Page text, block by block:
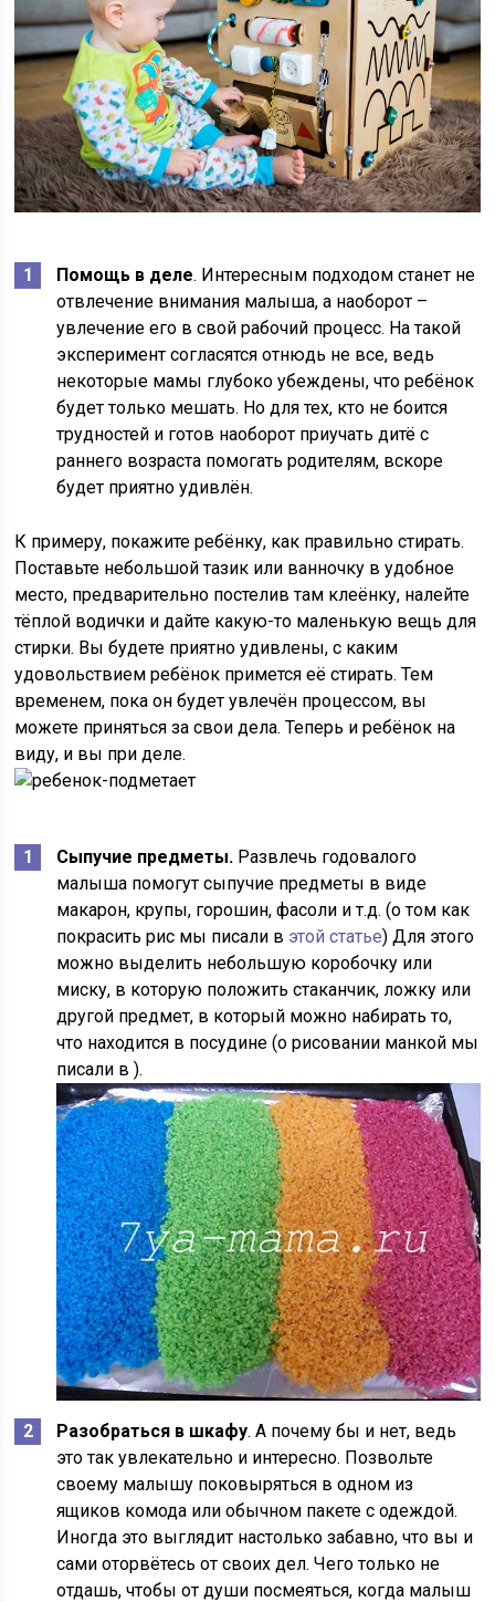
Помощь в деле. Интересным подходом станет не
отвлечение внимания малыша, а наоборот –
увлечение его в свой рабочий процесс. На такой
эксперимент согласятся отнюдь не все, ведь
некоторые мамы глубоко убеждены, что ребёнок
будет только мешать. Но для тех, кто не боится
трудностей и готов наоборот приучать дитё с
раннего возраста помогать родителям, вскоре
будет приятно удивлён.
К примеру, покажите ребёнку, как правильно стирать.
Поставьте небольшой тазик или ванночку в удобное
место, предварительно постелив там клеёнку, налейте
тёплой водички и дайте какую-то маленькую вещь для
стирки. Вы будете приятно удивлены, с каким
удовольствием ребёнок примется её стирать. Тем
временем, пока он будет увлечён процессом, вы
можете приняться за свои дела. Теперь и ребёнок на
виду, и вы при деле.
Сыпучие предметы. Развлечь годовалого
малыша помогут сыпучие предметы в виде
макарон, крупы, горошин, фасоли и т.д. (о том как
покрасить рис мы писали в этой статье) Для этого
можно выделить небольшую коробочку или
миску, в которую положить стаканчик, ложку или
другой предмет, в который можно набирать то,
что находится в посудине (о рисовании манкой мы
писали в ).
Разобраться в шкафу. А почему бы и нет, ведь
это так увлекательно и интересно. Позвольте
своему малышу поковыряться в одном из
ящиков комода или обычном пакете с одеждой.
Иногда это выглядит настолько забавно, что вы и
сами оторвётесь от своих дел. Чего только не
отдашь, чтобы от души посмеяться, когда малыш